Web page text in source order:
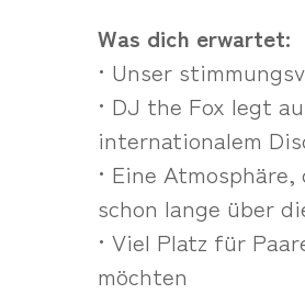
Was dich erwartet:
• Unser
• DJ the Fox legt
internationalem
• Eine
schon lange über
• Viel Platz für
möchten